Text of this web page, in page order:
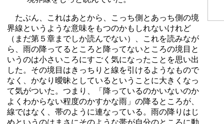
たぶん、これはあとから、こっち側とあっち側の境
界線というような意味をもつのかもしれないけれど
（まだ第５章までしか読んでない）、これを読みなが
ら、雨の降ってるところと降ってないところの境目と
いうのは小さいころにすごく気になったことを思い出
した。その境目はきっちりと線を引けるようなもので
なく、かなり曖昧としているということに大きくなっ
て気がついた。つまり、「降っているのかいないのか
よくわからない程度のかすかな雨」の降るところが、
線ではなく、帯のように連なっている。雨の降りはじ